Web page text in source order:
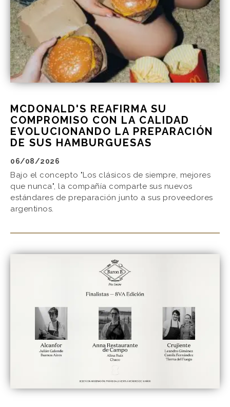
MCDONALD'S REAFIRMA SU
COMPROMISO CON LA CALIDAD
EVOLUCIONANDO LA PREPARACIÓN
DE SUS HAMBURGUESAS
06/08/2026
Bajo el concepto "Los clásicos de siempre, mejores
que nunca", la compañía comparte sus nuevos
estándares de preparación junto a sus proveedores
argentinos.